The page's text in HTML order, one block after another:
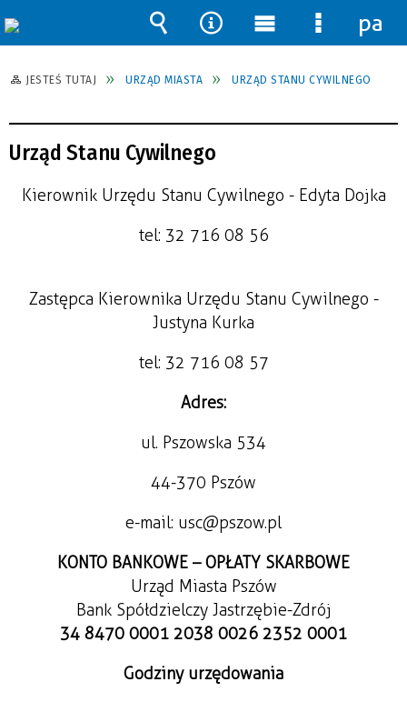
JESTEŚ TUTAJ URZĄD MIASTA URZĄD STANU CYWILNEGO
Urząd Stanu Cywilnego
Kierownik Urzędu Stanu Cywilnego - Edyta Dojka
tel: 32 716 08 56
Zastępca Kierownika Urzędu Stanu Cywilnego -
Justyna Kurka
tel: 32 716 08 57
Adres:
ul. Pszowska 534
44-370 Pszów
e-mail: usc@pszow.pl
KONTO BANKOWE – OPŁATY SKARBOWE
Urząd Miasta Pszów
Bank Spółdzielczy Jastrzębie-Zdrój
34 8470 0001 2038 0026 2352 0001
Godziny urzędowania
Wyszukiwarka
Narzędzia
Menu
główne
Menu